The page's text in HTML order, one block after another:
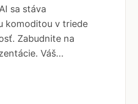
sa stáva
komoditou v triede
Zabudnite na
Váš...